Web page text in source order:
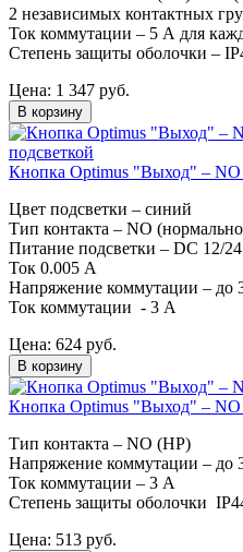
2 независимых контактных
Ток коммутации – 5 А для
Степень защиты оболочки –
Цена: 1 347 руб.
В корзину
Кнопка Optimus "Выход" – NO
Цвет подсветки – синий
Тип контакта – NO
Питание подсветки – DC 12/
Ток 0.005 А
Напряжение коммутации – до
Ток коммутации - 3 А
Цена: 624 руб.
В корзину
Кнопка Optimus "Выход" – NO
Тип контакта – NO (НР)
Напряжение коммутации – до
Ток коммутации – 3 А
Степень защиты оболочки
Цена: 513 руб.